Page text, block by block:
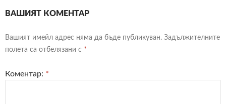
ВАШИЯТ КОМЕНТАР
Вашият имейл адрес няма да бъде публикуван. Задължителните
полета са отбелязани с *
Коментар: *